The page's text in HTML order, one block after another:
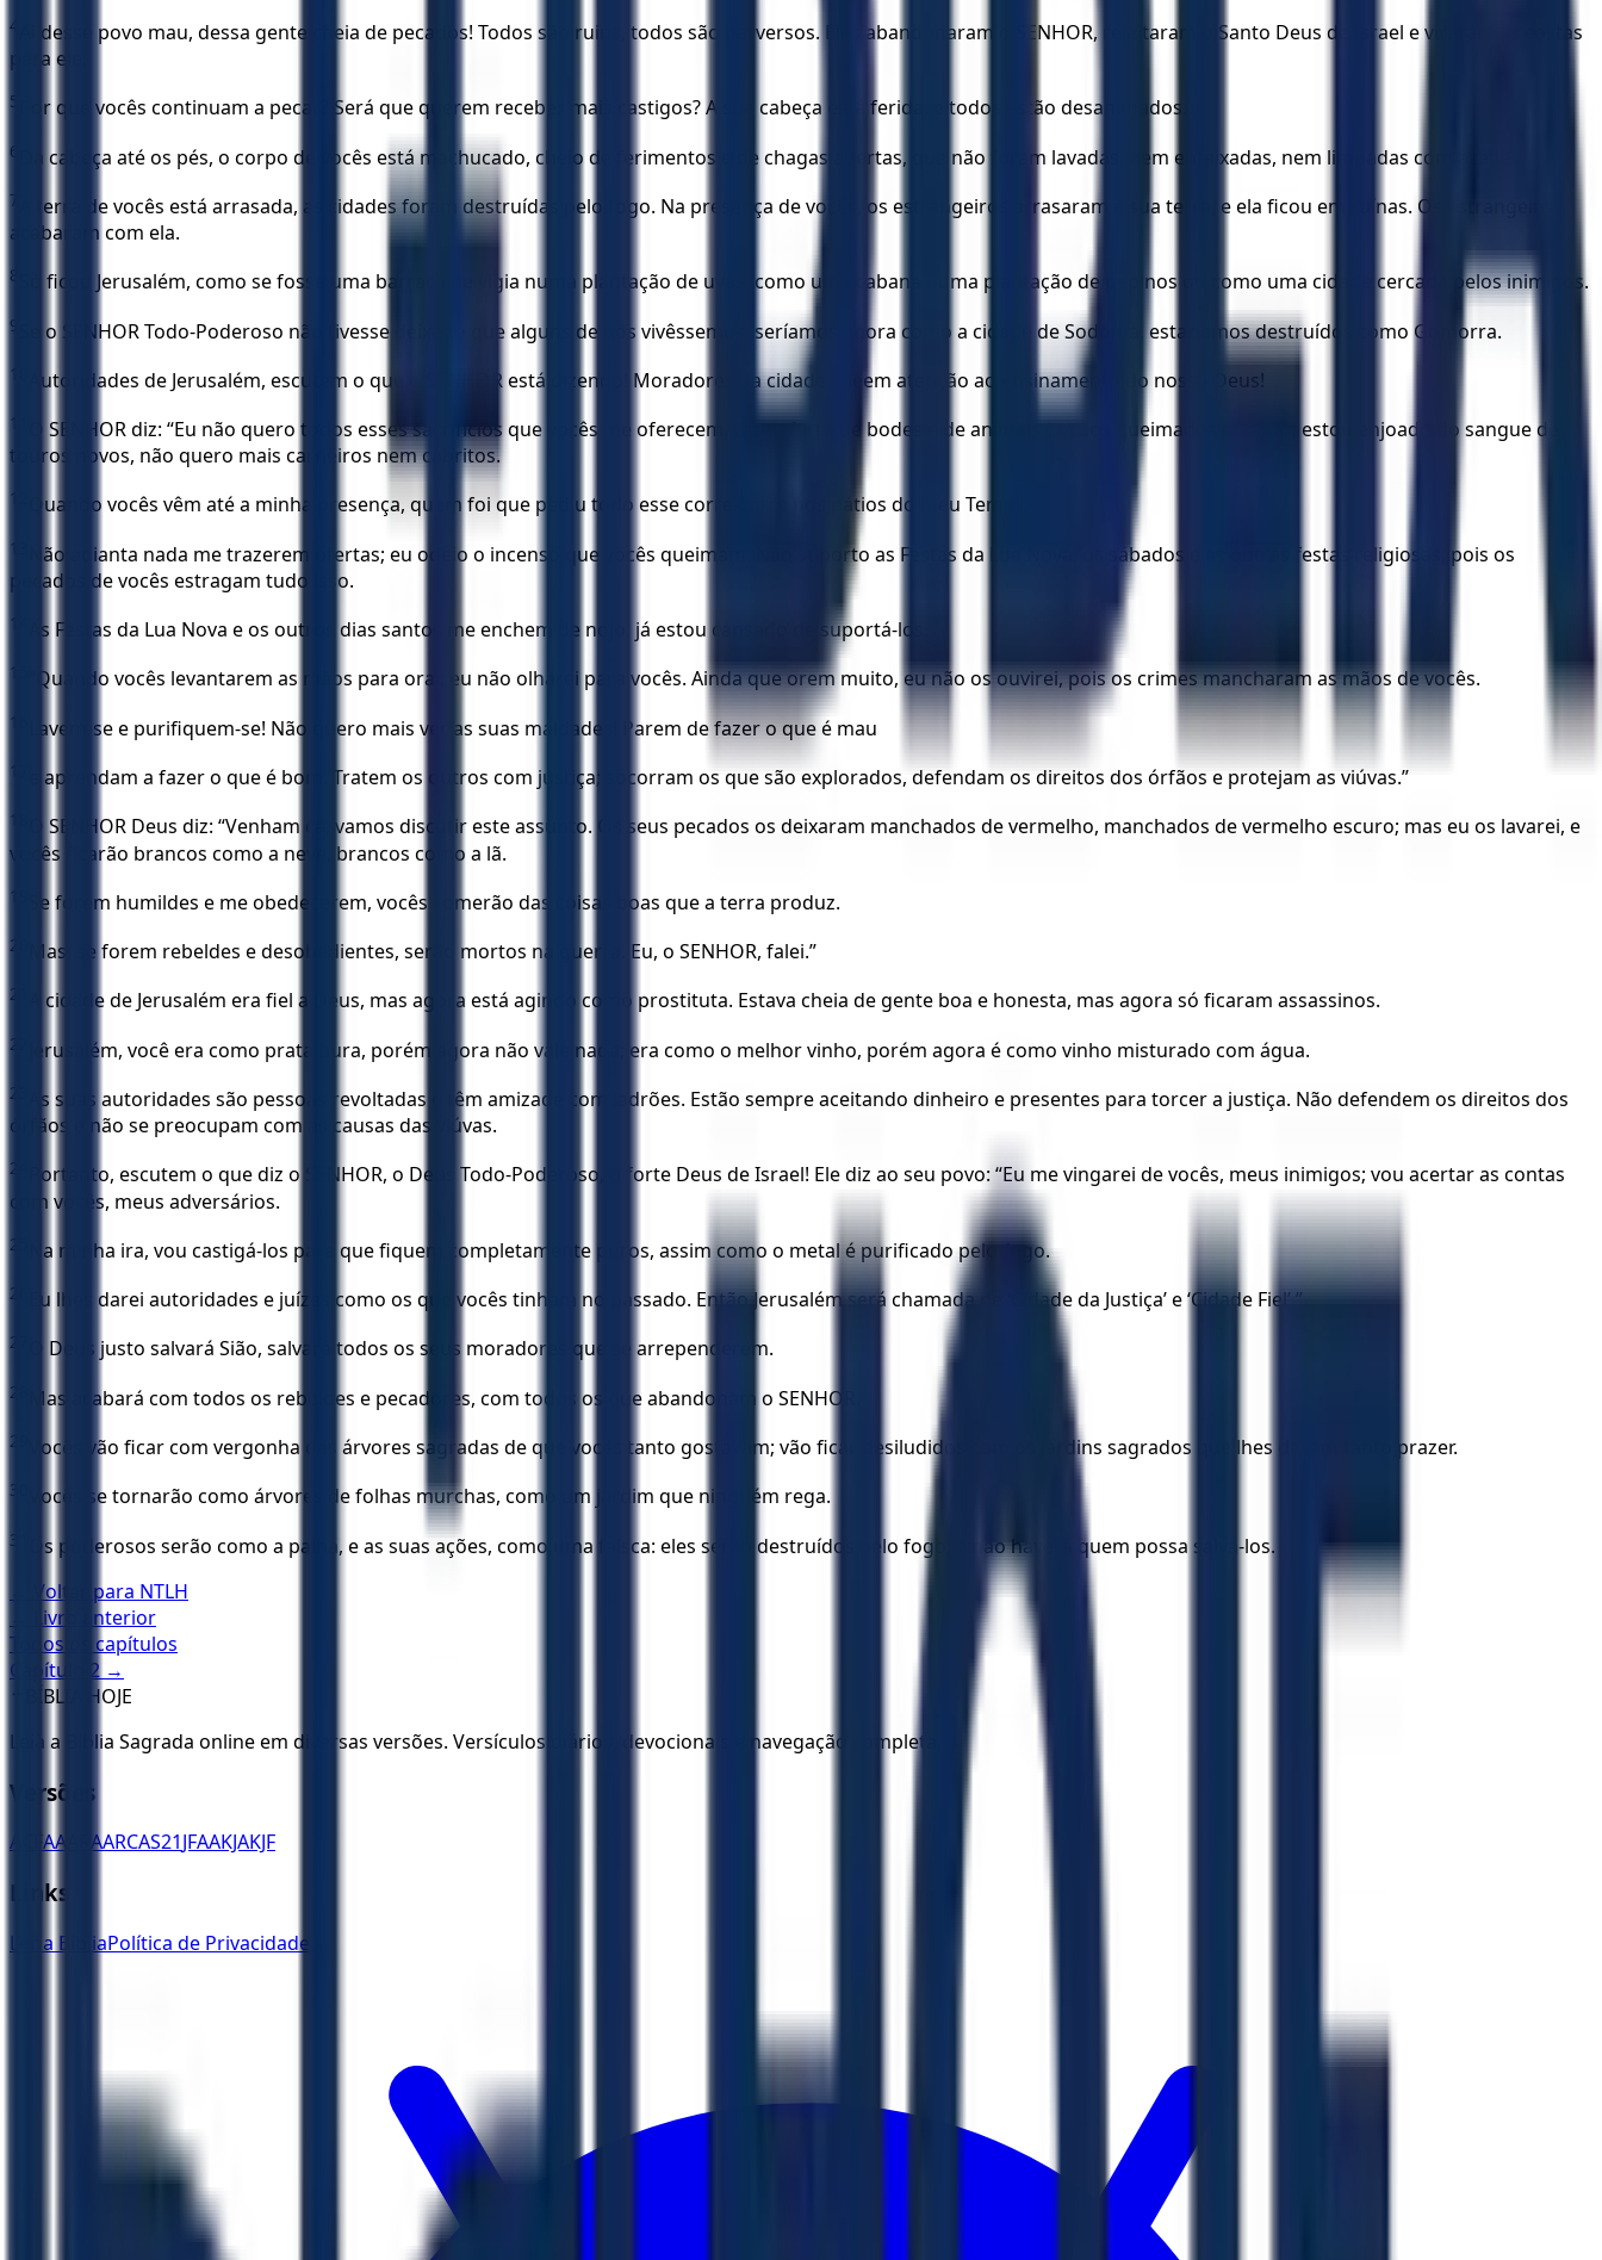
4
Ai desse povo mau, dessa gente cheia de pecados! Todos são ruins, todos são perversos. Eles abandonaram o SENHOR, rejeitaram o Santo Deus de Israel e viraram as costas
para ele.
5 Por que vocês continuam a pecar? Será que querem receber mais castigos? A sua cabeça está ferida, e todos estão desanimados.
6 Da cabeça até os pés, o corpo de vocês está machucado, cheio de ferimentos e de chagas abertas, que não foram lavadas, nem enfaixadas, nem limpadas com azeite.
7
A terra de vocês está arrasada, as cidades foram destruídas pelo fogo. Na presença de vocês, os estrangeiros arrasaram a sua terra, e ela ficou em ruínas. Os estrangeiros
acabaram com ela.
8 Só ficou Jerusalém, como se fosse uma barraca de vigia numa plantação de uvas, como uma cabana numa plantação de pepinos ou como uma cidade cercada pelos inimigos.
9 Se o SENHOR Todo-Poderoso não tivesse deixado que alguns de nós vivêssemos, seríamos agora como a cidade de Sodoma, estaríamos destruídos como Gomorra.
10 Autoridades de Jerusalém, escutem o que o SENHOR está dizendo! Moradores da cidade , deem atenção ao ensinamento do nosso Deus!
11
O SENHOR diz: “Eu não quero todos esses sacrifícios que vocês me oferecem. Estou farto de bodes e de animais gordos queimados no altar; estou enjoado do sangue de
touros novos, não quero mais carneiros nem cabritos.
12 Quando vocês vêm até a minha presença, quem foi que pediu todo esse corre-corre nos pátios do meu Templo?
13
Não adianta nada me trazerem ofertas; eu odeio o incenso que vocês queimam. Não suporto as Festas da Lua Nova, os sábados e as outras festas religiosas, pois os
pecados de vocês estragam tudo isso.
14 As Festas da Lua Nova e os outros dias santos me enchem de nojo; já estou cansado de suportá-los.
15 “Quando vocês levantarem as mãos para orar, eu não olharei para vocês. Ainda que orem muito, eu não os ouvirei, pois os crimes mancharam as mãos de vocês.
16 Lavem-se e purifiquem-se! Não quero mais ver as suas maldades! Parem de fazer o que é mau
17 e aprendam a fazer o que é bom. Tratem os outros com justiça; socorram os que são explorados, defendam os direitos dos órfãos e protejam as viúvas.”
18
O SENHOR Deus diz: “Venham cá, vamos discutir este assunto. Os seus pecados os deixaram manchados de vermelho, manchados de vermelho escuro; mas eu os lavarei, e
vocês ficarão brancos como a neve, brancos como a lã.
19 Se forem humildes e me obedecerem, vocês comerão das coisas boas que a terra produz.
20 Mas, se forem rebeldes e desobedientes, serão mortos na guerra. Eu, o SENHOR, falei.”
21 A cidade de Jerusalém era fiel a Deus, mas agora está agindo como prostituta. Estava cheia de gente boa e honesta, mas agora só ficaram assassinos.
22 Jerusalém, você era como prata pura, porém agora não vale nada; era como o melhor vinho, porém agora é como vinho misturado com água.
23
As suas autoridades são pessoas revoltadas e têm amizade com ladrões. Estão sempre aceitando dinheiro e presentes para torcer a justiça. Não defendem os direitos dos
órfãos e não se preocupam com as causas das viúvas.
24
Portanto, escutem o que diz o SENHOR, o Deus Todo-Poderoso, o forte Deus de Israel! Ele diz ao seu povo: “Eu me vingarei de vocês, meus inimigos; vou acertar as contas
com vocês, meus adversários.
25 Na minha ira, vou castigá-los para que fiquem completamente puros, assim como o metal é purificado pelo fogo.
26 Eu lhes darei autoridades e juízes como os que vocês tinham no passado. Então Jerusalém será chamada de ‘Cidade da Justiça’ e ‘Cidade Fiel’.”
27 O Deus justo salvará Sião, salvará todos os seus moradores que se arrependerem.
28 Mas acabará com todos os rebeldes e pecadores, com todos os que abandonam o SENHOR.
29 Vocês vão ficar com vergonha das árvores sagradas de que vocês tanto gostavam; vão ficar desiludidos com os jardins sagrados que lhes davam tanto prazer.
30 Vocês se tornarão como árvores de folhas murchas, como um jardim que ninguém rega.
31
Os poderosos serão como a palha, e as suas ações, como uma faísca: eles serão destruídos pelo fogo, e não haverá quem possa salvá-los.
← Voltar para NTLH
← Livro anterior
Todos os capítulos
Capítulo
2 →
BÍBLIA HOJE
Leia a Bíblia Sagrada online em diversas versões. Versículos diários, devocionais e navegação completa.
Versões
ACFAA ARAARCAS21JFAAKJAKJF
Links
Ler a BíbliaPolítica de Privacidade